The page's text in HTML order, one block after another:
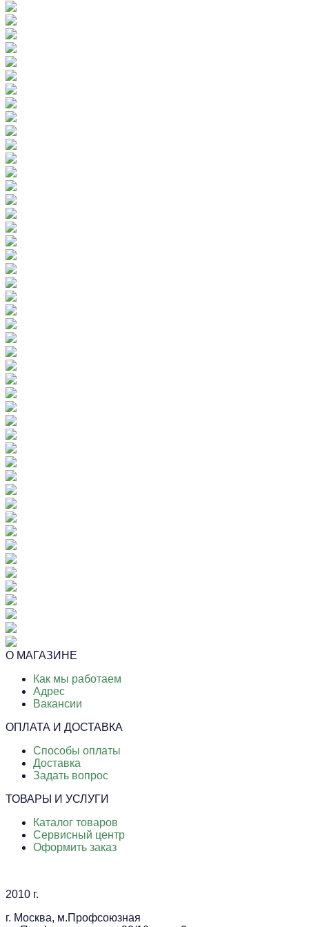
О МАГАЗИНЕ
Как мы работаем
Адрес
Вакансии
ОПЛАТА И ДОСТАВКА
Способы оплаты
Доставка
Задать вопрос
ТОВАРЫ И УСЛУГИ
Каталог товаров
Сервисный центр
Оформить заказ
2010 г.
г. Москва, м.Профсоюзная